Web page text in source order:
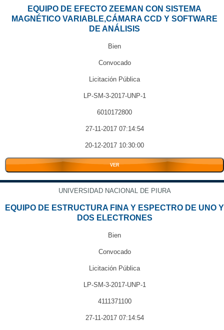
EQUIPO DE EFECTO ZEEMAN CON SISTEMA
MAGNÉTICO VARIABLE,CÁMARA CCD Y SOFTWARE
DE ANÁLISIS
Bien
Convocado
Licitación Pública
LP-SM-3-2017-UNP-1
6010172800
27-11-2017 07:14:54
20-12-2017 10:30:00
VER
UNIVERSIDAD NACIONAL DE PIURA
EQUIPO DE ESTRUCTURA FINA Y ESPECTRO DE UNO Y
DOS ELECTRONES
Bien
Convocado
Licitación Pública
LP-SM-3-2017-UNP-1
4111371100
27-11-2017 07:14:54